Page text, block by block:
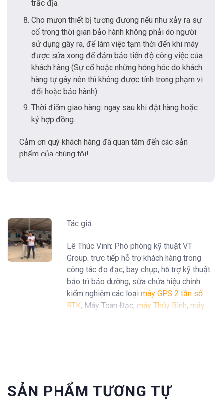
trắc địa.
Cho mượn thiết bị tương đương nếu như xảy ra sự
cố trong thời gian bảo hành không phải do người
sử dụng gây ra, để làm việc tạm thời đến khi máy
được sửa xong để đảm bảo tiến độ công việc của
khách hàng (Sự cố hoặc những hỏng hóc do khách
hàng tự gây nên thì không được tính trong phạm vi
đổi hoặc bảo hành).
Thời điểm giao hàng: ngay sau khi đặt hàng hoặc
ký hợp đồng.
Cảm ơn quý khách hàng đã quan tâm đến các sản
phẩm của chúng tôi!
Tác giả
Lê Thúc Vinh: Phó phòng kỹ thuật VT
Group, trực tiếp hỗ trợ khách hàng trong
công tác đo đạc, bay chụp, hỗ trợ kỹ thuật
bảo trì bảo dưỡng, sữa chửa hiệu chỉnh
kiểm nghiệm các loại máy GPS 2 tần số
RTK, Máy Toàn Đạc, máy Thủy Bình, máy
SẢN PHẨM TƯƠNG TỰ